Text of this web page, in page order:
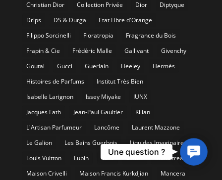
Christian Dior
Collection Privée Dior
Diptyque
Drips
DS & Durga
Etat Libre d'Orange
Filippo Sorcinelli
Floratropia
Fragrance du Bois
Frapin & Cie
Frédéric Malle Gallivant
Givenchy
Goutal
Gucci Guerlain Heeley
Hermès
Histoires de Parfums
Institut Très Bien
Isabelle Larignon
Issey Miyake
IUNX
Jacques Fath
Jean-Paul Gaultier
Kilian
L'Artisan Parfumeur
Lancôme
Laurent Mazzone
Le Galion
Les Bains Guerbois
Liquides Imaginaires
Louis Vuitton
Lubin Luxe LVMH
Mainstream
Maison Crivelli
Maison Francis Kurkdjian Mancera
Contact
Us
Une question ?